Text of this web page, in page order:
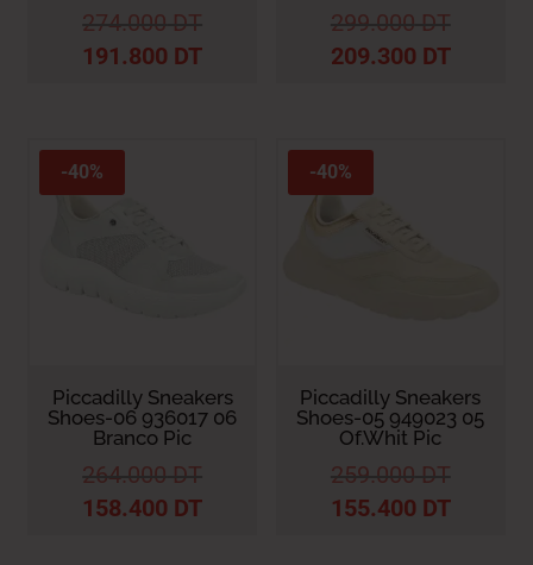
274.000 DT
191.800 DT
299.000 DT
209.300 DT
-40%
Piccadilly Sneakers
Shoes-06 936017 06
Branco Pic
264.000 DT
158.400 DT
-40%
Piccadilly Sneakers
Shoes-05 949023 05
Of.Whit Pic
259.000 DT
155.400 DT